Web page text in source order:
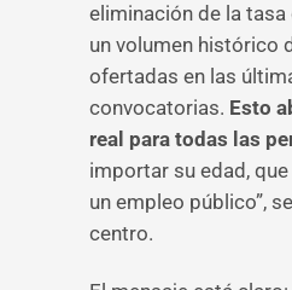
eliminación de la
un volumen histórico
ofertadas en las
convocatorias. Esto
real para todas las
importar su edad,
un empleo público”,
centro.